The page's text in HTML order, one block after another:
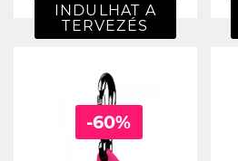
INDULHAT A
TERVEZÉS
-60%